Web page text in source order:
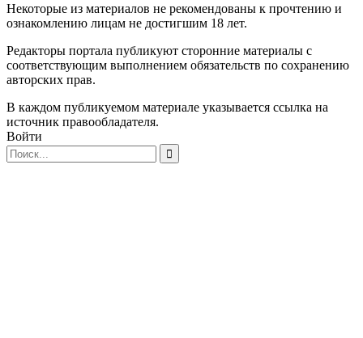
Некоторые из материалов не рекомендованы к прочтению и
ознакомлению лицам не достигшим 18 лет.
Редакторы портала публикуют сторонние материалы с
соответствующим выполнением обязательств по сохранению
авторских прав.
В каждом публикуемом материале указывается ссылка на
источник правообладателя.
Войти